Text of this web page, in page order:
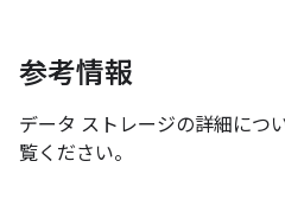
参考情報
データ ストレージの詳細につ
覧ください。